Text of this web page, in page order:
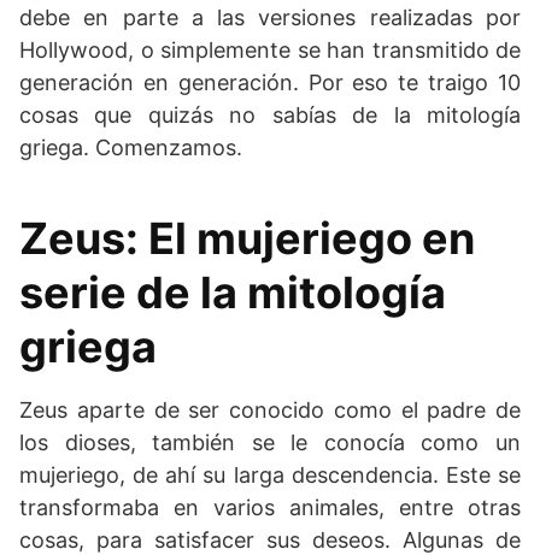
debe en parte a las versiones realizadas por
Hollywood, o simplemente se han transmitido de
generación en generación. Por eso te traigo 10
cosas que quizás no sabías de la mitología
griega. Comenzamos.
Zeus: El mujeriego en
serie de la mitología
griega
Zeus aparte de ser conocido como el padre de
los dioses, también se le conocía como un
mujeriego, de ahí su larga descendencia. Este se
transformaba en varios animales, entre otras
cosas, para satisfacer sus deseos. Algunas de